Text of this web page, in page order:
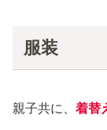
服装
親子共に、 着替